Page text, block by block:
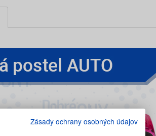
Zásady ochrany osobných údajov